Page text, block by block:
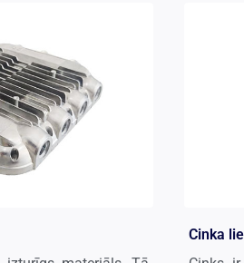
Cinka